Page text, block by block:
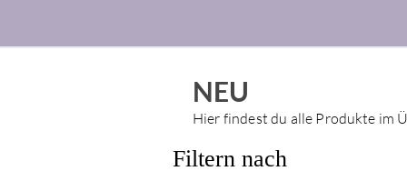
NEU
Hier findest du alle Produkte im
Filtern nach